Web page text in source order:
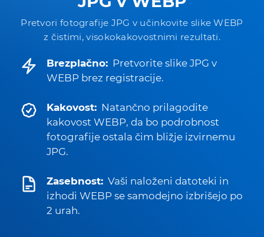
Pretvori fotografije JPG v učinkovite slike WEBP
z čistimi, visokokakovostnimi rezultati.
Brezplačno: Pretvorite slike JPG v
WEBP brez registracije.
Kakovost: Natančno prilagodite
kakovost WEBP, da bo podrobnost
fotografije ostala čim bližje izvirnemu
JPG.
Zasebnost: Vaši naloženi datoteki in
izhodi WEBP se samodejno izbrišejo po
2 urah.